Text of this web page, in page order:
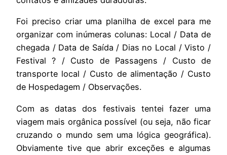
Foi preciso criar uma planilha de excel para me
organizar com inúmeras colunas: Local / Data de
chegada / Data de Saída / Dias no Local / Visto /
Festival ? / Custo de Passagens / Custo de
transporte local / Custo de alimentação / Custo
de Hospedagem / Observações.
Com as datas dos festivais tentei fazer uma
viagem mais orgânica possível (ou seja, não ficar
cruzando o mundo sem uma lógica geográfica).
Obviamente tive que abrir exceções e algumas